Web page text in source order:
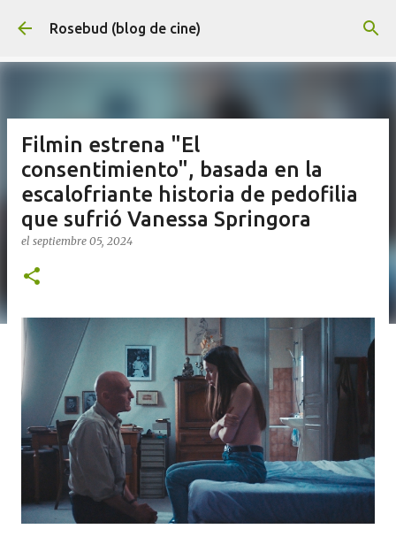
Ir al contenido principal
Rosebud (blog de cine)
Filmin estrena "El
consentimiento", basada en la
escalofriante historia de pedofilia
que sufrió Vanessa Springora
el septiembre 05, 2024